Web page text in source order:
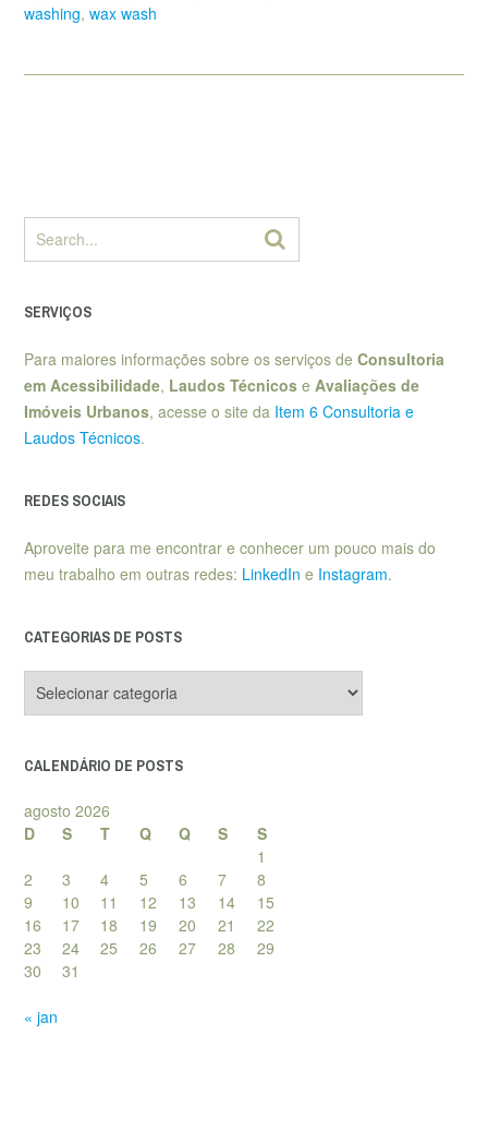
washing, wax wash
SERVIÇOS
Para maiores informações sobre os serviços de Consultoria
em Acessibilidade, Laudos Técnicos e Avaliações de
Imóveis Urbanos, acesse o site da Item 6 Consultoria e
Laudos Técnicos.
REDES SOCIAIS
Aproveite para me encontrar e conhecer um pouco mais do
meu trabalho em outras redes: LinkedIn e Instagram.
CATEGORIAS DE POSTS
de
CALENDÁRIO DE POSTS
agosto 2026
D
S T Q Q S
S
1
2
3 4 5 6 7
8
9
10 11 12 13 14
15
16
17 18 19 20 21
22
23
24 25 26 27 28
29
30
31
« jan